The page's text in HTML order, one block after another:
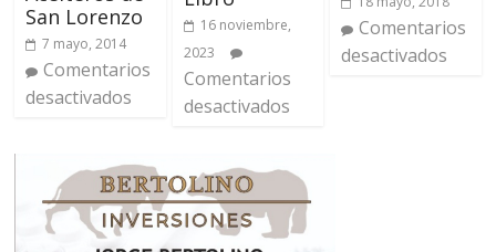
San Lorenzo
7 mayo, 2014
Comentarios
desactivados
16 noviembre,
2023
Comentarios
desactivados
Comentarios
desactivados